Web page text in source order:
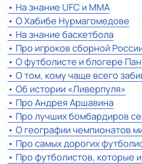
• На знание UFC и ММА
• О Хабибе Нурмагомедове
• На знание баскетбола
• Про игроков сборной
• О футболисте и блогере
• О том, кому чаще всего
• Об истории «Ливерпуля»
• Про Андрея Аршавина
• Про лучших бомбардиров
• О географии чемпионатов
• Про самых дорогих
• Про футболистов, которые